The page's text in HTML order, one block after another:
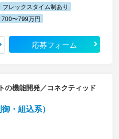
フレックスタイム制あり
700〜799万円
応募フォーム
の機能開発／コネクティッド
・組込系）